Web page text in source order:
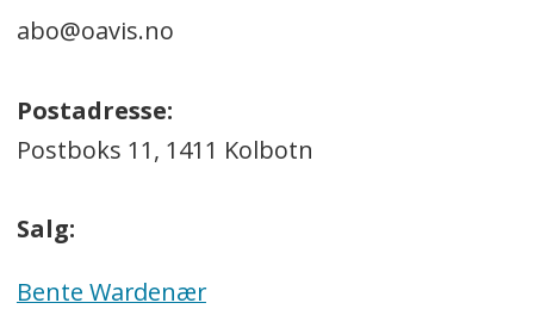
abo@oavis.no
Postadresse:
Postboks 11, 1411 Kolbotn
Salg:
Bente Wardenær